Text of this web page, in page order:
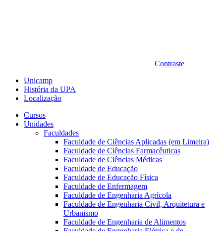
Contraste
Unicamp
História da UPA
Localização
Cursos
Unidades
Faculdades
Faculdade de Ciências Aplicadas (em Limeira)
Faculdade de Ciências Farmacêuticas
Faculdade de Ciências Médicas
Faculdade de Educação
Faculdade de Educação Física
Faculdade de Enfermagem
Faculdade de Engenharia Agrícola
Faculdade de Engenharia Civil, Arquitetura e
Urbanismo
Faculdade de Engenharia de Alimentos